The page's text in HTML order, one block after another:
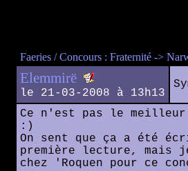
Faeries / Concours : Fraternité ->
Elemmirë
le 21-03-2008 à 13h13
Ce n'est pas le meilleur
:)
On sent que ça a été
première lecture, mais
chez 'Roquen pour ce